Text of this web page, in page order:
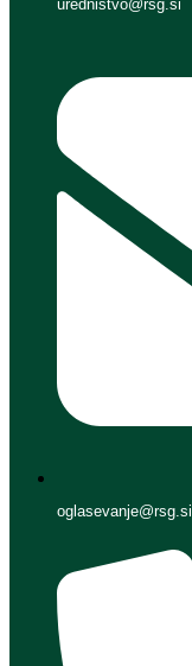
urednistvo@rsg.si
oglasevanje@rsg.si